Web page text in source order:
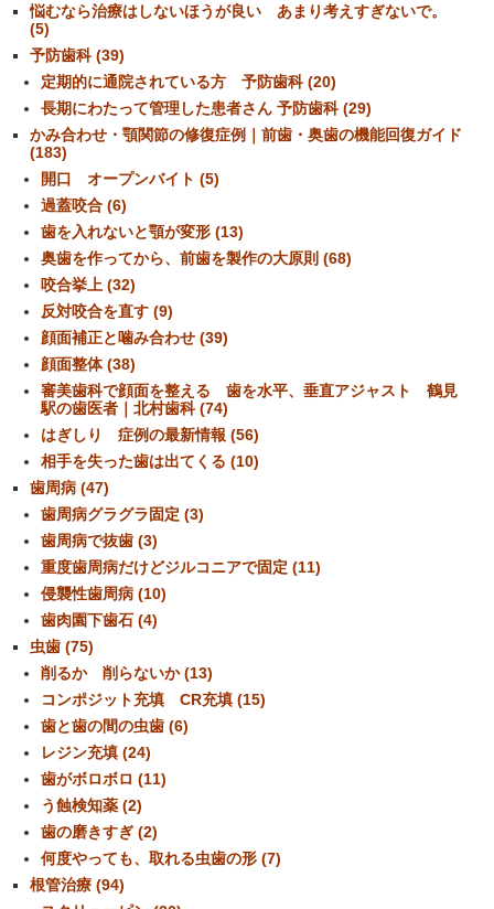
悩むなら治療はしないほうが良い あまり考えすぎないで。
(5)
予防歯科 (39)
定期的に通院されている方 予防歯科 (20)
長期にわたって管理した患者さん 予防歯科 (29)
かみ合わせ・顎関節の修復症例｜前歯・奥歯の機能回復ガイド
(183)
開口 オープンバイト (5)
過蓋咬合 (6)
歯を入れないと顎が変形 (13)
奥歯を作ってから、前歯を製作の大原則 (68)
咬合挙上 (32)
反対咬合を直す (9)
顔面補正と噛み合わせ (39)
顔面整体 (38)
審美歯科で顔面を整える 歯を水平、垂直アジャスト 鶴見
駅の歯医者｜北村歯科 (74)
はぎしり 症例の最新情報 (56)
相手を失った歯は出てくる (10)
歯周病 (47)
歯周病グラグラ固定 (3)
歯周病で抜歯 (3)
重度歯周病だけどジルコニアで固定 (11)
侵襲性歯周病 (10)
歯肉園下歯石 (4)
虫歯 (75)
削るか 削らないか (13)
コンポジット充填 CR充填 (15)
歯と歯の間の虫歯 (6)
レジン充填 (24)
歯がボロボロ (11)
う蝕検知薬 (2)
歯の磨きすぎ (2)
何度やっても、取れる虫歯の形 (7)
根管治療 (94)